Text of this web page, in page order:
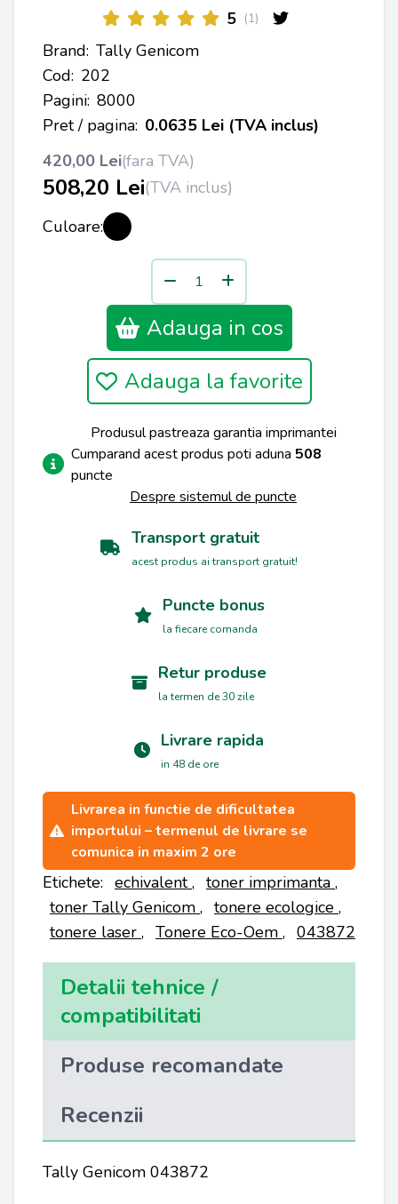
5 (1)
Brand: Tally Genicom
Cod: 202
Pagini: 8000
Pret / pagina: 0.0635 Lei (TVA inclus)
420,00 Lei(fara TVA)
508,20 Lei(TVA inclus)
Culoare:
Adauga in cos
Adauga la favorite
Produsul pastreaza garantia imprimantei
Cumparand acest produs poti aduna 508
puncte
Despre sistemul de puncte
Transport gratuit
acest produs ai transport gratuit!
Puncte bonus
la fiecare comanda
Retur produse
la termen de 30 zile
Livrare rapida
in 48 de ore
Livrarea in functie de dificultatea
importului – termenul de livrare se
comunica in maxim 2 ore
Etichete: echivalent, toner imprimanta ,
toner Tally Genicom , tonere ecologice ,
tonere laser , Tonere Eco-Oem , 043872
Detalii tehnice /
compatibilitati
Produse recomandate
Recenzii
Tally Genicom 043872